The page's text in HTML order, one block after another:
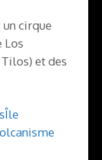
un cirque
Los
et des
Île